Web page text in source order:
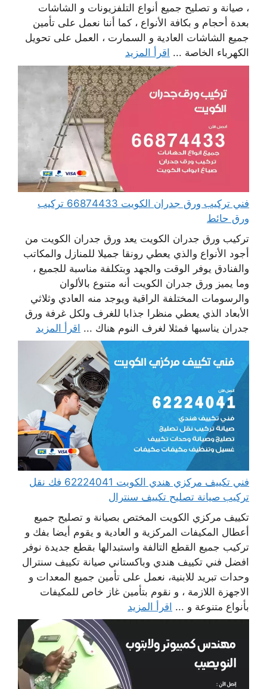
، صيانة و تصليح جميع أنواع التلفزيونات و الشاشات
بعدة أحجام و بكافة الأنواع ، كما أننا نعمل على تأمين
جميع الشاشات العادية و السمارت ، العمل على تحويل
الكهرباء الخاصة ... اقرأ المزيد
فني تركيب ورق جدران الكويت 66874433 تركيب
ورق حائط
تركيب ورق جدران الكويت يعد ورق جدران الكويت من
أجود الأنواع والذي يعطي رونقا جميلا للمنازل والمكاتب
والفنادق يوفر الوقت والجهد وبتكلفة مناسبة للجميع ،
وما يميز ورق جدران الكويت أنه متنوع بالألوان
والرسومات المختلفة الراقية ويوجد منه العادي وثلاثي
الأبعاد الذي يعطي منظرا جذابا للغرف ولكل غرفة ورق
جدران يناسبها فمثلا لغرف النوم هناك ... اقرأ المزيد
فني تكييف مركزي هندي الكويت 62224041 فك نقل
تركيب صيانة تصليح تكييف سنترال
تكييف مركزي الكويت المختص بصيانة و تصليح جميع
أعطال المكيفات المركزية و العادية و يقوم أيضا بفك و
تركيب جميع القطع التالفة واستبدالها بقطع جديدة نوفر
افضل فني تكييف هندي وباكستاني صيانة تكييف سنترال
وحدات تبريد للابنية، نعمل على تأمين جميع المعدات و
الاجهزة اللازمة ، و نقوم بتأمين غاز خاص للمكيفات
بأنواع متنوعة و ... اقرأ المزيد